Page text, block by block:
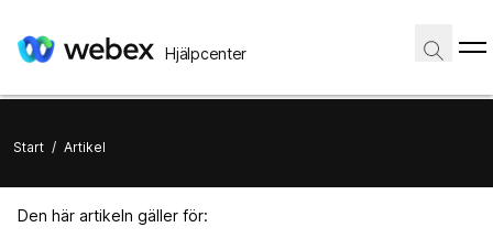
Hjälpcenter
Start / Artikel
Den här artikeln gäller för: